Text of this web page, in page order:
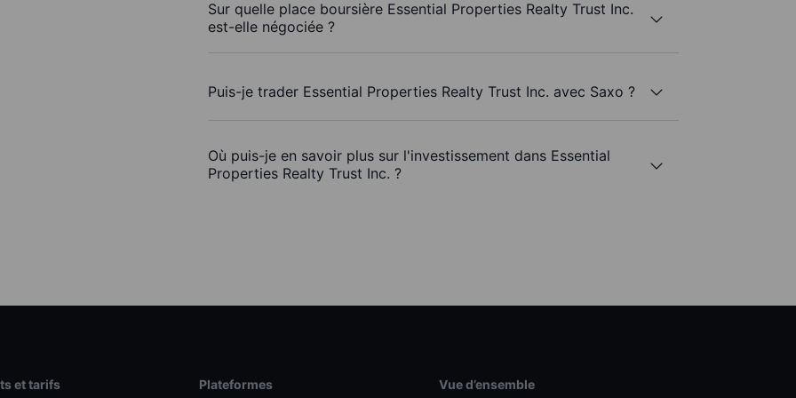
Sur quelle place boursière Essential Properties Realty Trust Inc.
est-elle négociée ?
Puis-je trader Essential Properties Realty Trust Inc. avec Saxo ?
Où puis-je en savoir plus sur l'investissement dans Essential
Properties Realty Trust Inc. ?
et tarifs Plateformes Vue d’ensemble